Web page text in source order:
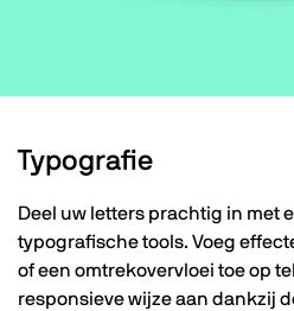
Typografie
Deel uw letters prachtig in met
typografische tools. Voeg
of een omtrekovervloei toe op
responsieve wijze aan dankzij